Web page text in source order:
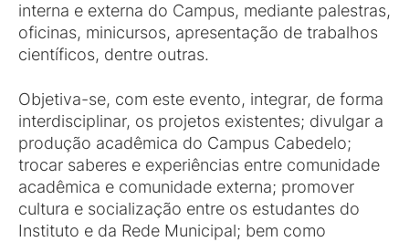
interna e externa do Campus, mediante palestras,
oficinas, minicursos, apresentação de trabalhos
científicos, dentre outras.
Objetiva-se, com este evento, integrar, de forma
interdisciplinar, os projetos existentes; divulgar a
produção acadêmica do Campus Cabedelo;
trocar saberes e experiências entre comunidade
acadêmica e comunidade externa; promover
cultura e socialização entre os estudantes do
Instituto e da Rede Municipal; bem como